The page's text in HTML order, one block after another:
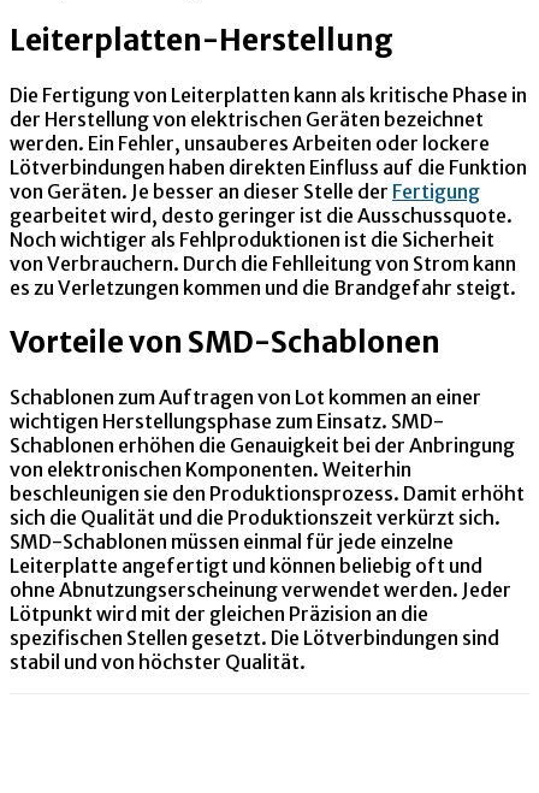
Leiterplatten-Herstellung
Die Fertigung von Leiterplatten kann als kritische Phase in
der Herstellung von elektrischen Geräten bezeichnet
werden. Ein Fehler, unsauberes Arbeiten oder lockere
Lötverbindungen haben direkten Einfluss auf die Funktion
von Geräten. Je besser an dieser Stelle der Fertigung
gearbeitet wird, desto geringer ist die Ausschussquote.
Noch wichtiger als Fehlproduktionen ist die Sicherheit
von Verbrauchern. Durch die Fehlleitung von Strom kann
es zu Verletzungen kommen und die Brandgefahr steigt.
Vorteile von SMD-Schablonen
Schablonen zum Auftragen von Lot kommen an einer
wichtigen Herstellungsphase zum Einsatz. SMD-
Schablonen erhöhen die Genauigkeit bei der Anbringung
von elektronischen Komponenten. Weiterhin
beschleunigen sie den Produktionsprozess. Damit erhöht
sich die Qualität und die Produktionszeit verkürzt sich.
SMD-Schablonen müssen einmal für jede einzelne
Leiterplatte angefertigt und können beliebig oft und
ohne Abnutzungserscheinung verwendet werden. Jeder
Lötpunkt wird mit der gleichen Präzision an die
spezifischen Stellen gesetzt. Die Lötverbindungen sind
stabil und von höchster Qualität.